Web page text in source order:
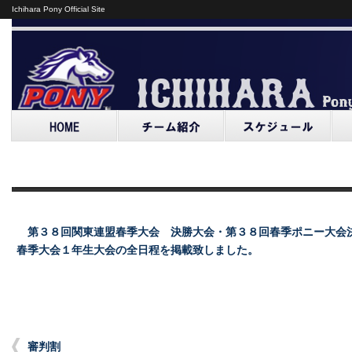
Ichihara Pony Official Site
第３８回関東連盟春季大会 決勝大会・第３８回春季ポニー大会
春季大会１年生大会の全日程を掲載致しました。
審判割